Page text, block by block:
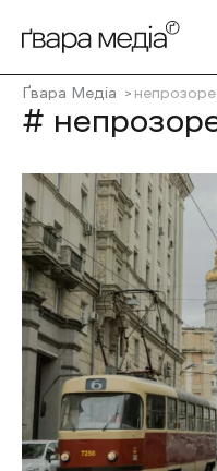
Ґвара Медіа непрозоре
#